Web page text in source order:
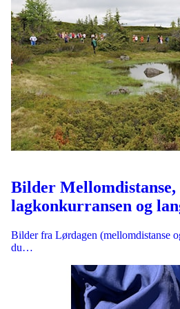
Bilder Mellomdistanse,
lagkonkurransen og
Bilder fra Lørdagen (mellomdistanse
du…